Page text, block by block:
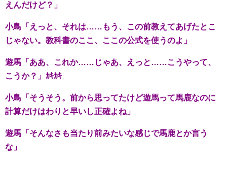
えんだけど？」
小鳥「えっと、それは……もう、この前教えてあげたとこ
じゃない。教科書のここ、ここの公式を使うのよ」
遊馬「ああ、これか……じゃあ、えっと……こうやって、
こうか？」ｶｷｶｷ
小鳥「そうそう。前から思ってたけど遊馬って馬鹿なのに
計算だけはわりと早いし正確よね」
遊馬「そんなさも当たり前みたいな感じで馬鹿とか言う
な」